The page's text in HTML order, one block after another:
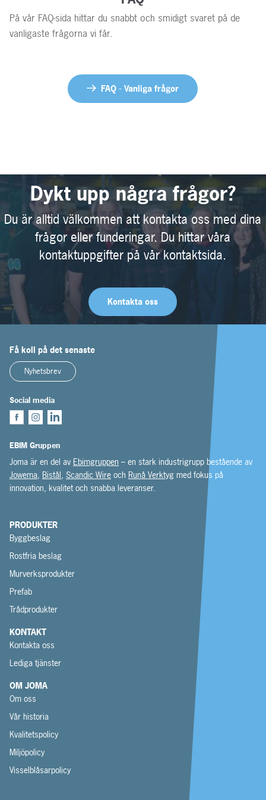
På vår FAQ-sida hittar du snabbt och smidigt svaret på de
vanligaste frågorna vi får.
FAQ - Vanliga frågor
Dykt upp några frågor?
Du är alltid välkommen att kontakta oss med dina
frågor eller funderingar. Du hittar våra
kontaktuppgifter på vår kontaktsida.
Kontakta oss
Få koll på det senaste
Nyhetsbrev
Social media
EBIM Gruppen
Joma är en del av Ebimgruppen – en stark industrigrupp bestående av
Jowema, Bistål, Scandic Wire och Runå Verktyg med fokus på
innovation, kvalitet och snabba leveranser.
PRODUKTER
Byggbeslag
Rostfria beslag
Murverksprodukter
Prefab
Trådprodukter
KONTAKT
Kontakta oss
Lediga tjänster
OM JOMA
Om oss
Vår historia
Kvalitetspolicy
Miljöpolicy
Visselblåsarpolicy